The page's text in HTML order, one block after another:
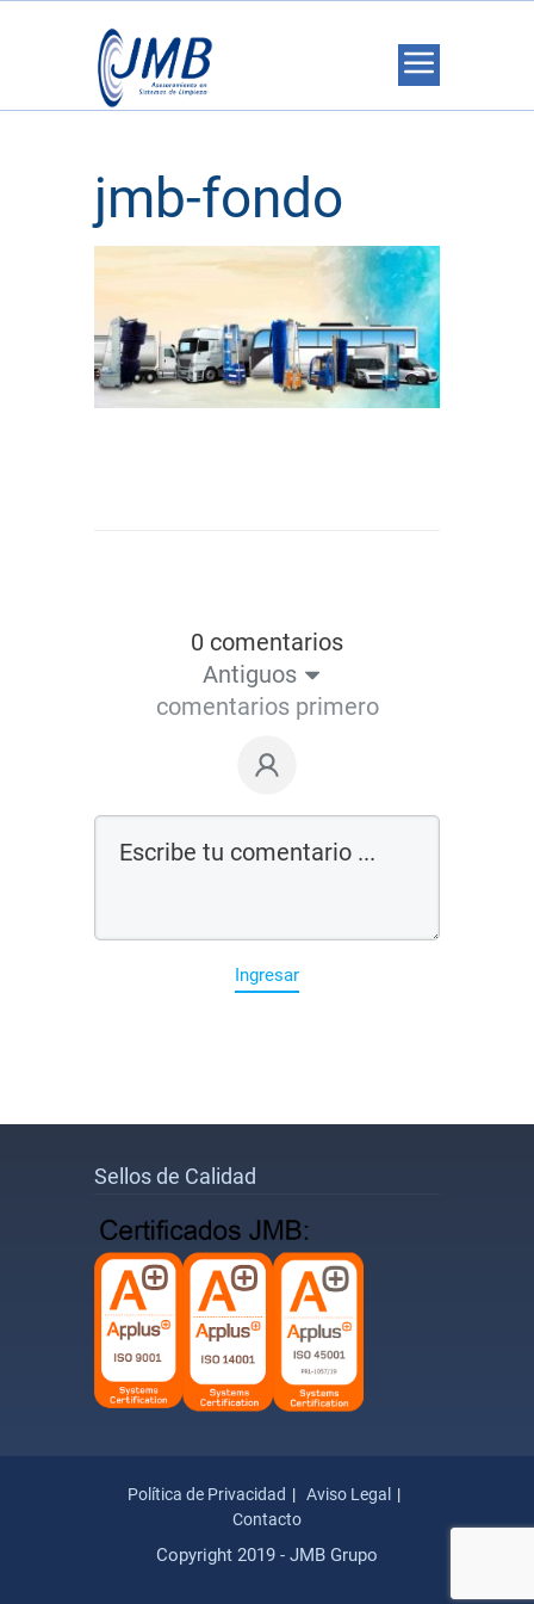
jmb-fondo
0 comentarios
Antiguos
comentarios primero
Ingresar
Sellos de Calidad
Política de Privacidad
Aviso Legal
Contacto
Copyright 2019 - JMB Grupo